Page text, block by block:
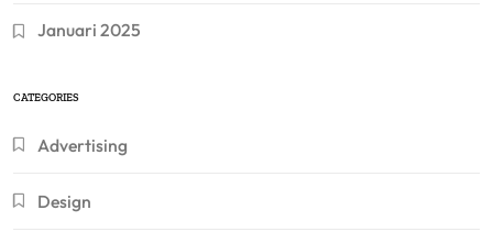
Januari 2025
CATEGORIES
Advertising
Design